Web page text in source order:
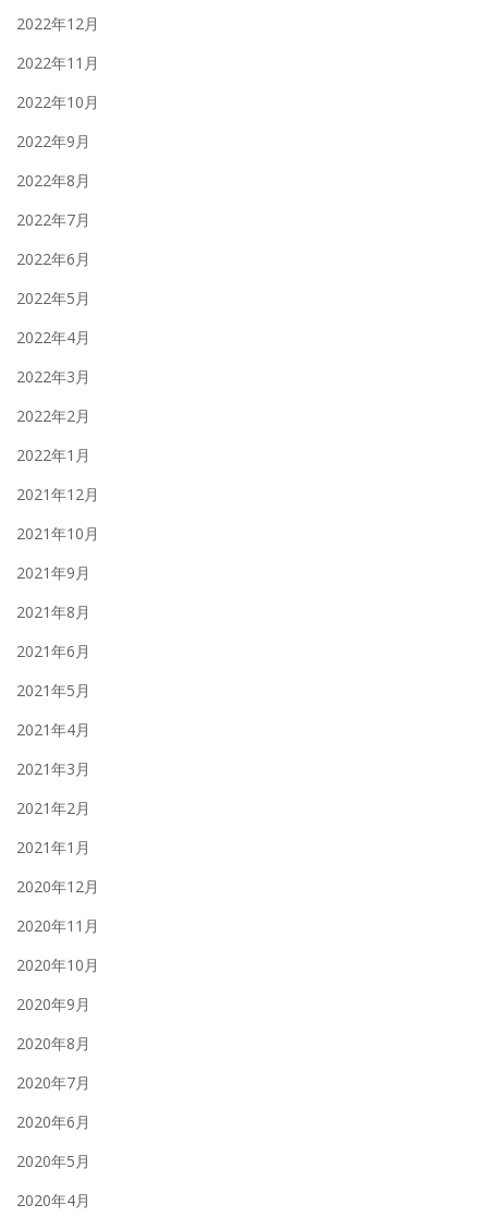
2022年12月
2022年11月
2022年10月
2022年9月
2022年8月
2022年7月
2022年6月
2022年5月
2022年4月
2022年3月
2022年2月
2022年1月
2021年12月
2021年10月
2021年9月
2021年8月
2021年6月
2021年5月
2021年4月
2021年3月
2021年2月
2021年1月
2020年12月
2020年11月
2020年10月
2020年9月
2020年8月
2020年7月
2020年6月
2020年5月
2020年4月